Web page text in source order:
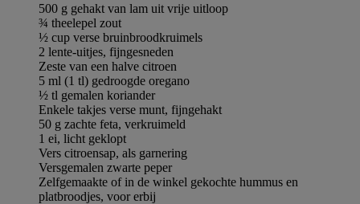
500 g gehakt van lam uit vrije uitloop
¾ theelepel zout
½ cup verse bruinbroodkruimels
2 lente-uitjes, fijngesneden
Zeste van een halve citroen
5 ml (1 tl) gedroogde oregano
½ tl gemalen koriander
Enkele takjes verse munt, fijngehakt
50 g zachte feta, verkruimeld
1 ei, licht geklopt
Vers citroensap, als garnering
Versgemalen zwarte peper
Zelfgemaakte of in de winkel gekochte hummus en
platbroodjes, voor erbij